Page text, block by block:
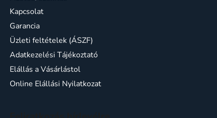
Kapcsolat
Garancia
Üzleti feltételek (ÁSZF)
Adatkezelési Tájékoztató
Elállás a Vásárlástol
Online Elállási Nyilatkozat